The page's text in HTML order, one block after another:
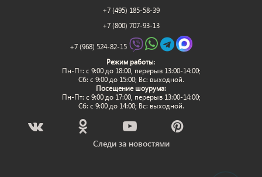
+7 (495) 185-58-39
+7 (800) 707-93-13
+7 (968) 524-82-15
Режим работы:
Пн-Пт: c 9:00 до 18:00, перерыв 13:00-14:00;
Сб: с 9:00 до 15:00; Вс: выходной.
Посещение шоурума:
Пн-Пт: c 9:00 до 17:00, перерыв 13:00-14:00;
Сб: с 9:00 до 14:00; Вс: выходной.
Следи за новостями